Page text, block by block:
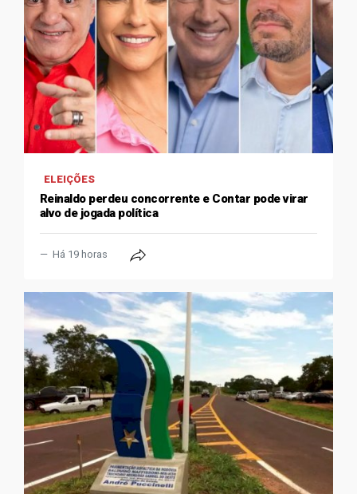
ELEIÇÕES
Reinaldo perdeu concorrente e Contar pode virar
alvo de jogada política
Há 19 horas